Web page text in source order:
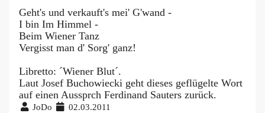
Geht's und verkauft's mei' G'wand -
I bin Im Himmel -
Beim Wiener Tanz
Vergisst man d' Sorg' ganz!
Libretto: ´Wiener Blut´.
Laut Josef Buchowiecki geht dieses geflügelte Wort
auf einen Aussprch Ferdinand Sauters zurück.
JoDo 02.03.2011